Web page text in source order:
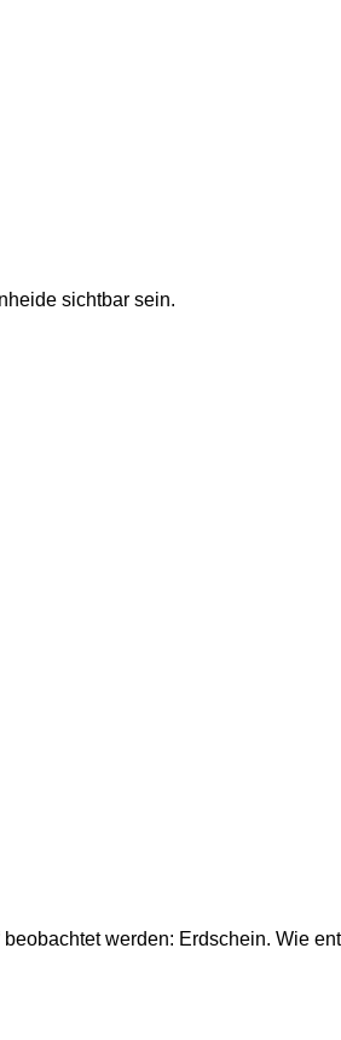
sichtbar sein.
werden: Erdschein. Wie